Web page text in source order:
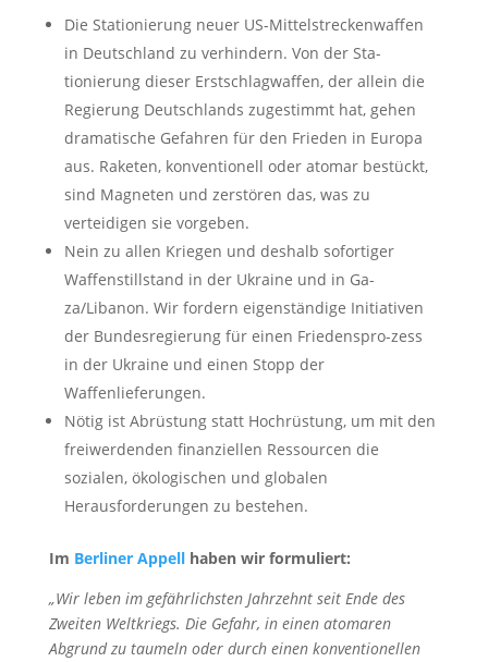
Die Stationierung neuer US-Mittelstreckenwaffen
in Deutschland zu verhindern. Von der Sta-
tionierung dieser Erstschlagwaffen, der allein die
Regierung Deutschlands zugestimmt hat, gehen
dramatische Gefahren für den Frieden in Europa
aus. Raketen, konventionell oder atomar bestückt,
sind Magneten und zerstören das, was zu
verteidigen sie vorgeben.
Nein zu allen Kriegen und deshalb sofortiger
Waffenstillstand in der Ukraine und in Ga-
za/Libanon. Wir fordern eigenständige Initiativen
der Bundesregierung für einen Friedenspro-zess
in der Ukraine und einen Stopp der
Waffenlieferungen.
Nötig ist Abrüstung statt Hochrüstung, um mit den
freiwerdenden finanziellen Ressourcen die
sozialen, ökologischen und globalen
Herausforderungen zu bestehen.
Im Berliner Appellhaben wir formuliert:
„Wir leben im gefährlichsten Jahrzehnt seit Ende des
Zweiten Weltkriegs. Die Gefahr, in einen atomaren
Abgrund zu taumeln oder durch einen konventionellen